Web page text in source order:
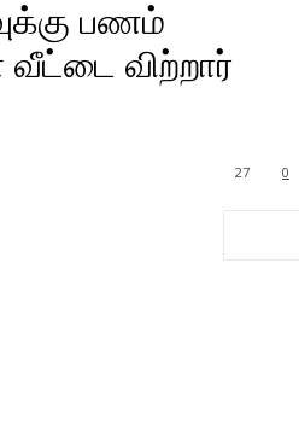
பணம்
விற்றார்
0
27